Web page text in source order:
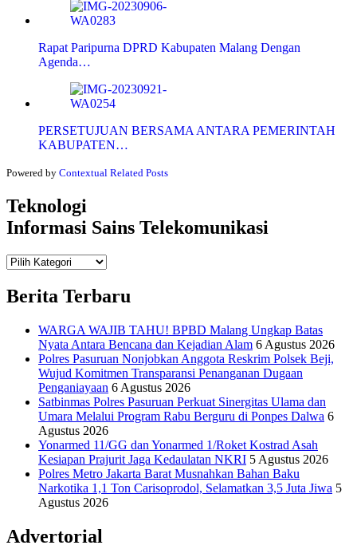
Rapat Paripurna DPRD Kabupaten Malang Dengan
Agenda…
PERSETUJUAN BERSAMA ANTARA PEMERINTAH
KABUPATEN…
Powered by Contextual Related Posts
Teknologi
Informasi Sains Telekomunikasi
Teknologi
Berita Terbaru
WARGA WAJIB TAHU! BPBD Malang Ungkap Batas
Nyata Antara Bencana dan Kejadian Alam 6 Agustus 2026
Polres Pasuruan Nonjobkan Anggota Reskrim Polsek Beji,
Wujud Komitmen Transparansi Penanganan Dugaan
Penganiayaan 6 Agustus 2026
Satbinmas Polres Pasuruan Perkuat Sinergitas Ulama dan
Umara Melalui Program Rabu Berguru di Ponpes Dalwa 6
Agustus 2026
Yonarmed 11/GG dan Yonarmed 1/Roket Kostrad Asah
Kesiapan Prajurit Jaga Kedaulatan NKRI 5 Agustus 2026
Polres Metro Jakarta Barat Musnahkan Bahan Baku
Narkotika 1,1 Ton Carisoprodol, Selamatkan 3,5 Juta Jiwa 5
Agustus 2026
Advertorial